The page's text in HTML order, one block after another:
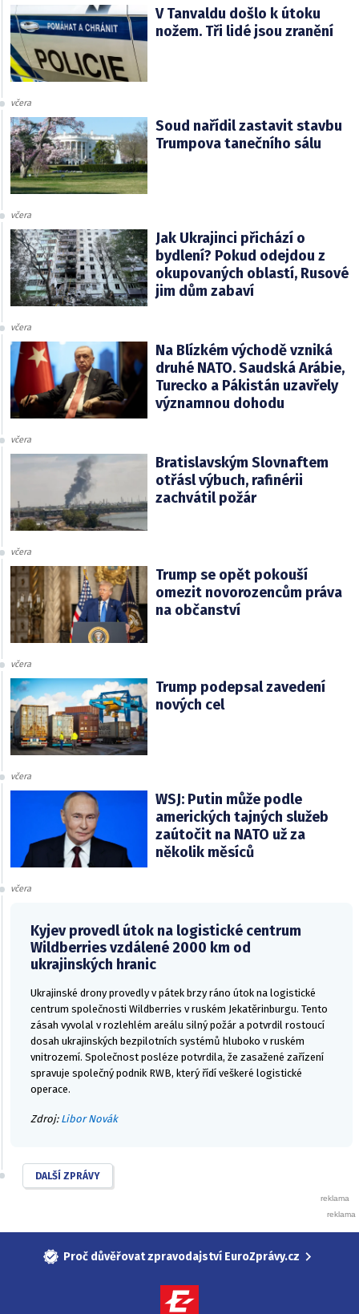
V Tanvaldu došlo k útoku
nožem. Tři lidé jsou zranění
včera
Soud nařídil zastavit stavbu
Trumpova tanečního sálu
včera
Jak Ukrajinci přichází o
bydlení? Pokud odejdou z
okupovaných oblastí, Rusové
jim dům zabaví
včera
Na Blízkém východě vzniká
druhé NATO. Saudská Arábie,
Turecko a Pákistán uzavřely
významnou dohodu
včera
Bratislavským Slovnaftem
otřásl výbuch, rafinérii
zachvátil požár
včera
Trump se opět pokouší
omezit novorozencům práva
na občanství
včera
Trump podepsal zavedení
nových cel
včera
WSJ: Putin může podle
amerických tajných služeb
zaútočit na NATO už za
několik měsíců
včera
Kyjev provedl útok na logistické centrum
Wildberries vzdálené 2000 km od
ukrajinských hranic
Ukrajinské drony provedly v pátek brzy ráno útok na logistické
centrum společnosti Wildberries v ruském Jekatěrinburgu. Tento
zásah vyvolal v rozlehlém areálu silný požár a potvrdil rostoucí
dosah ukrajinských bezpilotních systémů hluboko v ruském
vnitrozemí. Společnost posléze potvrdila, že zasažené zařízení
spravuje společný podnik RWB, který řídí veškeré logistické
operace.
Zdroj: Libor Novák
DALŠÍ ZPRÁVY
Proč důvěřovat zpravodajství EuroZprávy.cz